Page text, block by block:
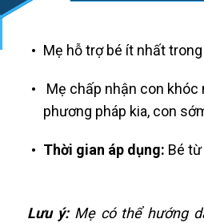
Mẹ hỗ trợ bé ít nhất
Mẹ chấp nhận con khóc
phương pháp kia, con
Thời gian áp dụng: Bé
Lưu ý:Mẹ có thể hướng